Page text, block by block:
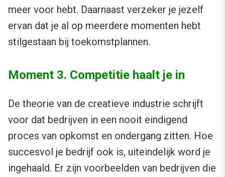
meer voor hebt. Daarnaast verzeker je jezelf
ervan dat je al op meerdere momenten hebt
stilgestaan bij toekomstplannen.
Moment 3. Competitie haalt je in
De theorie van de creatieve industrie schrijft
voor dat bedrijven in een nooit eindigend
proces van opkomst en ondergang zitten. Hoe
succesvol je bedrijf ook is, uiteindelijk word je
ingehaald. Er zijn voorbeelden van bedrijven die